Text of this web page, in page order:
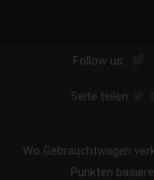
Follow us:
Seite teilen:
Wo Gebrauchtwagen
Punkten